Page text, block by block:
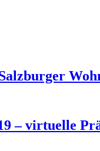
– virtuelle